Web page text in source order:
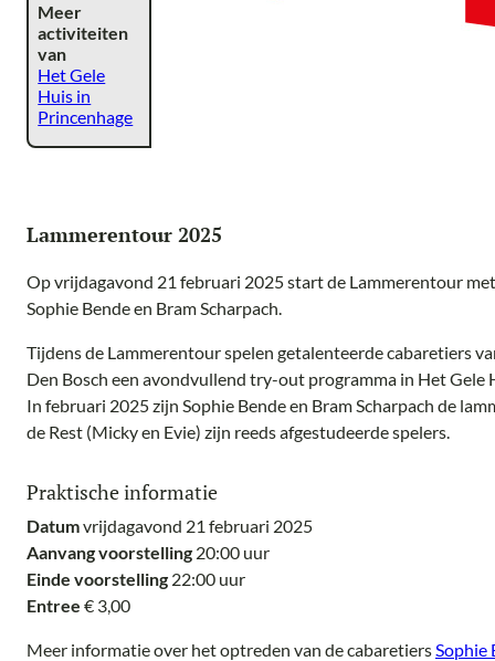
Meer
activiteiten
van
Het Gele
Huis in
Princenhage
Lammerentour 2025
Op vrijdagavond 21 februari 2025 start de Lammerentour
Sophie Bende en Bram Scharpach.
Tijdens de Lammerentour spelen getalenteerde cabaretiers
Den Bosch een avondvullend try-out programma in Het Gele
In februari 2025 zijn Sophie Bende en Bram Scharpach de
de Rest (Micky en Evie) zijn reeds afgestudeerde spelers.
Praktische informatie
Datumvrijdagavond 21 februari 2025
Aanvang voorstelling 20:00 uur
Einde voorstelling 22:00 uur
Entree € 3,00
Meer informatie over het optreden van de cabaretiers Sophie